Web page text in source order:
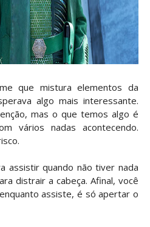
que mistura elementos da
algo mais interessante.
mas o que temos algo é
vários nadas acontecendo.
assistir quando não tiver nada
distrair a cabeça. Afinal, você
assiste, é só apertar o